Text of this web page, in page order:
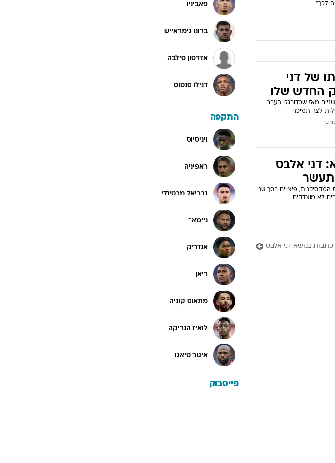
לכך"
של דני
החדש שלו
מאז שכדורגלן העבר
לצד תמיכה
דני אלבס
פיצויים בסך שני
לא מוצדקים
כתבות בנושא דני אלבס
פאביניו
ברונו גימראייש
אדרסון סילבה
דנילו סנטוס
התקפה
ויניסיוס
ראפיניה
גבריאל מרטינלי
ניימאר
אנדריק
ריאן
מתאוס קוניה
לואיז הנריקה
איגור טיאגו
פייסבוק